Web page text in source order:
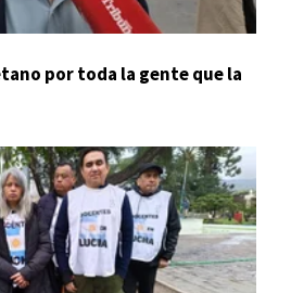
por toda la gente que la